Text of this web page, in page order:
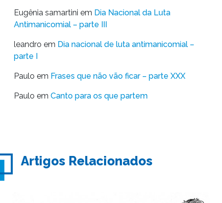
Eugênia samartini em Dia Nacional da Luta
Antimanicomial – parte III
leandro em Dia nacional de luta antimanicomial –
parte I
Paulo em Frases que não vão ficar – parte XXX
Paulo em Canto para os que partem
Artigos Relacionados